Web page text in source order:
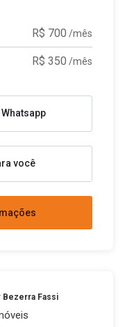
R$ 700 /mês
R$ 350 /mês
você
Bezerra Fassi